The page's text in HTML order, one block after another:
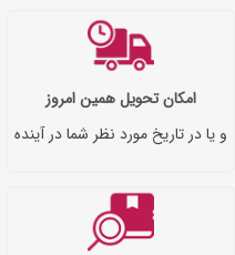
امکان تحویل همین امروز
و یا در تاریخ مورد نظر شما در آینده